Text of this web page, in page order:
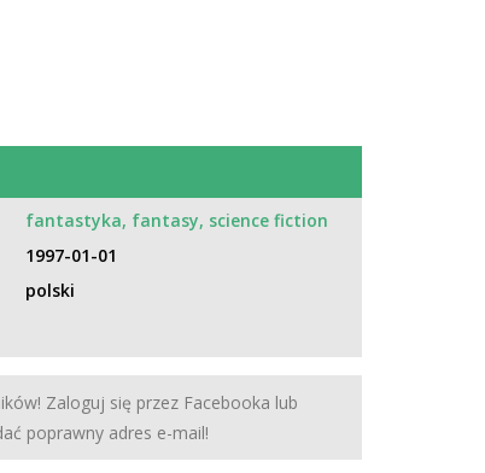
fantastyka, fantasy, science fiction
1997-01-01
polski
Zaloguj się przez Facebooka lub
poprawny adres e-mail!